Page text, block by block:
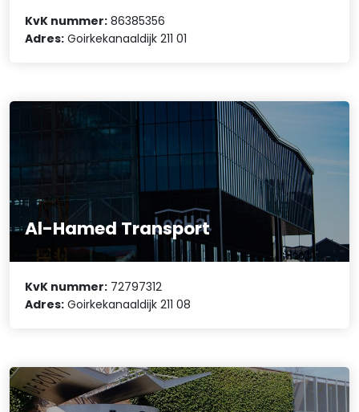
KvK nummer: 86385356
Adres: Goirkekanaaldijk 211 01
Al-Hamed Transport
KvK nummer: 72797312
Adres: Goirkekanaaldijk 211 08